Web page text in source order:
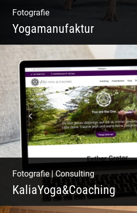
Fotografie
Yogamanufaktur
Yoga | Fashion | Cool &
Fotografie|Consulting
KaliaYoga&Coaching